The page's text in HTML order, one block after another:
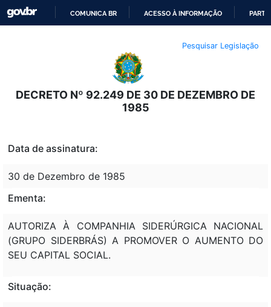
O
CONTEÚDO
COMUNICA BR ACESSO À INFORMAÇÃO
Pesquisar Legislação
DECRETO Nº 92.249 DE 30 DE DEZEMBRO DE
1985
Data de assinatura:
30 de Dezembro de 1985
Ementa:
AUTORIZA À COMPANHIA SIDERÚRGICA NACIONAL
(GRUPO SIDERBRÁS) A PROMOVER O AUMENTO DO
SEU CAPITAL SOCIAL.
Situação: